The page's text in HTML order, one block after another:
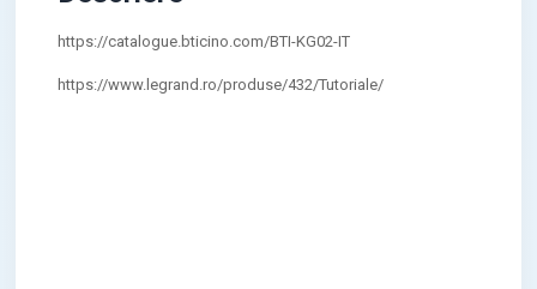
https://catalogue.bticino.com/BTI-KG02-IT
https://www.legrand.ro/produse/432/Tutoriale/